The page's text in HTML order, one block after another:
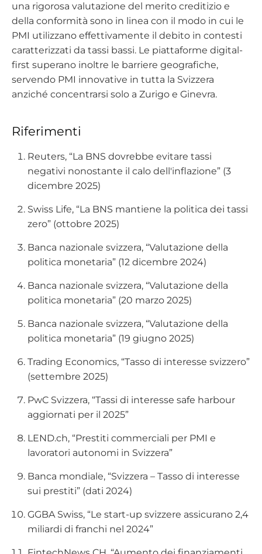
una rigorosa valutazione del merito creditizio e
della conformità sono in linea con il modo in cui le
PMI utilizzano effettivamente il debito in contesti
caratterizzati da tassi bassi. Le piattaforme digital-
first superano inoltre le barriere geografiche,
servendo PMI innovative in tutta la Svizzera
anziché concentrarsi solo a Zurigo e Ginevra.
Riferimenti
Reuters, “La BNS dovrebbe evitare tassi
negativi nonostante il calo dell'inflazione” (3
dicembre 2025)
Swiss Life, “La BNS mantiene la politica dei tassi
zero” (ottobre 2025)
Banca nazionale svizzera, “Valutazione della
politica monetaria” (12 dicembre 2024)
Banca nazionale svizzera, “Valutazione della
politica monetaria” (20 marzo 2025)
Banca nazionale svizzera, “Valutazione della
politica monetaria” (19 giugno 2025)
Trading Economics, “Tasso di interesse svizzero”
(settembre 2025)
PwC Svizzera, “Tassi di interesse safe harbour
aggiornati per il 2025”
LEND.ch, “Prestiti commerciali per PMI e
lavoratori autonomi in Svizzera”
Banca mondiale, “Svizzera – Tasso di interesse
sui prestiti” (dati 2024)
GGBA Swiss, “Le start-up svizzere assicurano 2,4
miliardi di franchi nel 2024”